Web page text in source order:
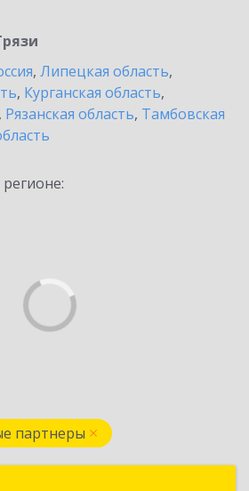
, Липецкая область,
, Курганская область,
, Рязанская область, Тамбовская
партнеры